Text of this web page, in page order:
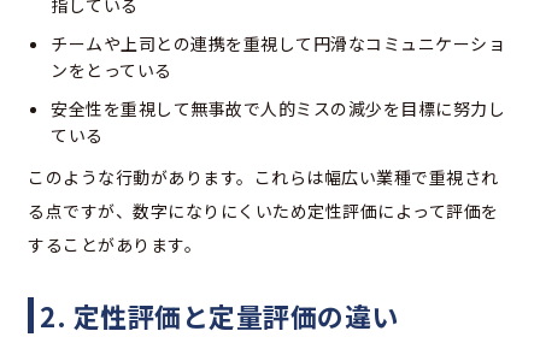
指している
チームや上司との連携を重視して円滑なコミュニケーショ
ンをとっている
安全性を重視して無事故で人的ミスの減少を目標に努力し
ている
このような行動があります。これらは幅広い業種で重視され
る点ですが、数字になりにくいため定性評価によって評価を
することがあります。
2. 定性評価と定量評価の違い